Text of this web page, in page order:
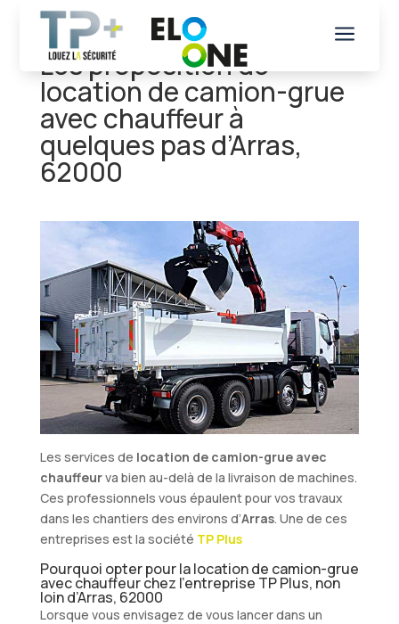
a
Les proposition de
location de camion-grue
avec chauffeur à
quelques pas d’Arras,
62000
Les services de location de camion-grue avec
chauffeurva bien au-delà de la livraison de machines.
Ces professionnels vous épaulent pour vos travaux
dans les chantiers des environs d’Arras. Une de ces
entreprises est la société TP Plus
Pourquoi opter pour la location de camion-grue
avec chauffeur chez l’entreprise TP Plus, non
loin d’Arras, 62000
Lorsque vous envisagez de vous lancer dans un